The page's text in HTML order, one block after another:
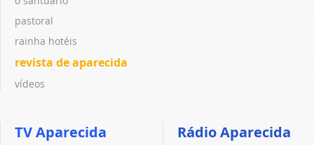
pastoral
rainha hotéis
revista de aparecida
vídeos
TV Aparecida Rádio Aparecida